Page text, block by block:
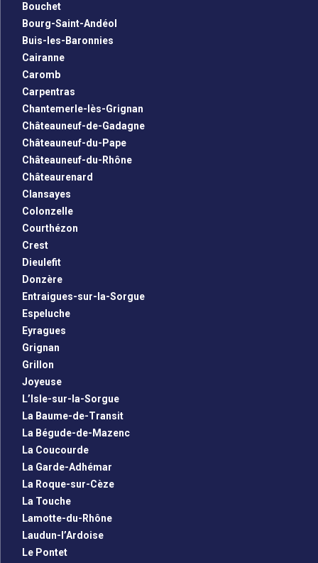
Bouchet
Bourg-Saint-Andéol
Buis-les-Baronnies
Cairanne
Caromb
Carpentras
Chantemerle-lès-Grignan
Châteauneuf-de-Gadagne
Châteauneuf-du-Pape
Châteauneuf-du-Rhône
Châteaurenard
Clansayes
Colonzelle
Courthézon
Crest
Dieulefit
Donzère
Entraigues-sur-la-Sorgue
Espeluche
Eyragues
Grignan
Grillon
Joyeuse
L’Isle-sur-la-Sorgue
La Baume-de-Transit
La Bégude-de-Mazenc
La Coucourde
La Garde-Adhémar
La Roque-sur-Cèze
La Touche
Lamotte-du-Rhône
Laudun-l’Ardoise
Le Pontet